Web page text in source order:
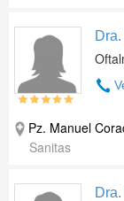
Pz. Manuel
Sanitas